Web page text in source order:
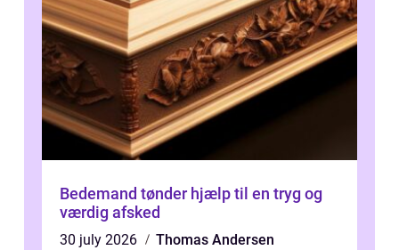
Bedemand tønder hjælp til en tryg og
værdig afsked
30 july 2026
Thomas Andersen